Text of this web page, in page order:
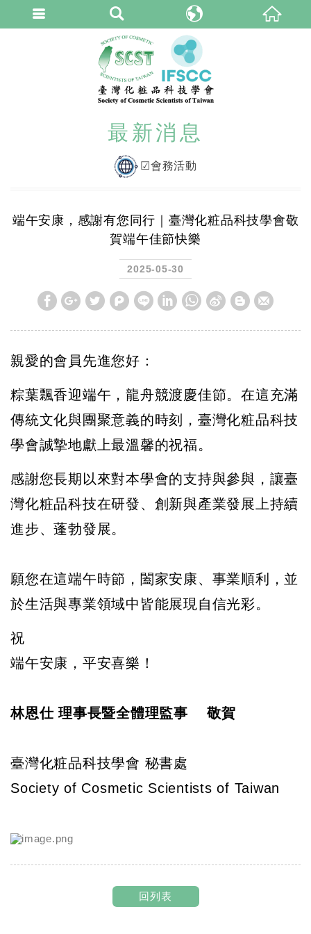
最新消息
☑會務活動
端午安康，感謝有您同行｜臺灣化粧品科技學會敬
賀端午佳節快樂
2025-05-30
親愛的會員先進您好：
粽葉飄香迎端午，龍舟競渡慶佳節。 在這充滿
傳統文化與團聚意義的時刻， 臺灣化粧品科技
學會誠摯地獻上最溫馨的祝福。
感謝您長期以來對本學會的支持與參與，讓臺
灣化粧品科技在研發、 創新與產業發展上持續
進步、蓬勃發展。
願您在這端午時節， 闔家安康、事業順利，並
於生活與專業領域中皆能展現自信光彩。
祝
端午安康，平安喜樂！
林恩仕 理事長暨全體理監事 敬賀
臺灣化粧品科技學會 秘書處
Society of Cosmetic Scientists of Taiwan
回列表
繁體中文